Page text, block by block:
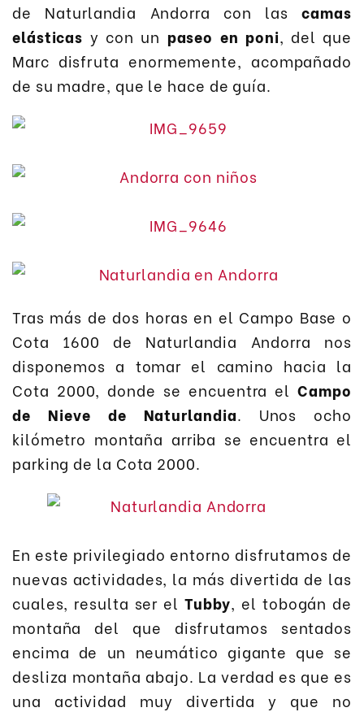
de Naturlandia Andorra con lascamas
elásticas y con un paseo en poni, del que
Marc disfruta enormemente, acompañado
de su madre, que le hace de guía.
Tras más de dos horas en el Campo Base o
Cota 1600 de Naturlandia Andorra nos
disponemos a tomar el camino hacia la
Cota 2000, donde se encuentra elCampo
de Nieve de Naturlandia. Unos ocho
kilómetro montaña arriba se encuentra el
parking de la Cota 2000.
En este privilegiado entorno disfrutamos de
nuevas actividades, la más divertida de las
cuales, resulta ser el Tubby, el tobogán de
montaña del que disfrutamos sentados
encima de un neumático gigante que se
desliza montaña abajo. La verdad es que es
una actividad muy divertida y que no